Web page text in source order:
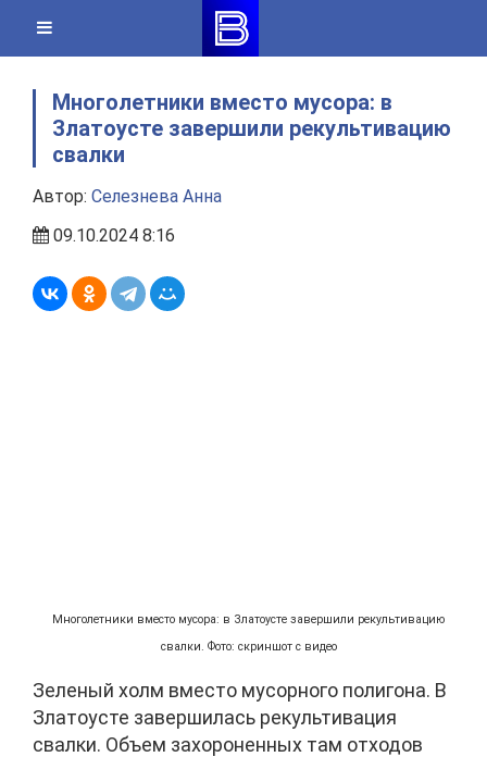
content
Многолетники вместо мусора: в
Златоусте завершили рекультивацию
свалки
Автор: Селезнева Анна
09.10.2024 8:16
Многолетники вместо мусора: в Златоусте завершили рекультивацию
свалки. Фото: скриншот с видео
Зеленый холм вместо мусорного полигона. В
Златоусте завершилась рекультивация
свалки. Объем захороненных там отходов